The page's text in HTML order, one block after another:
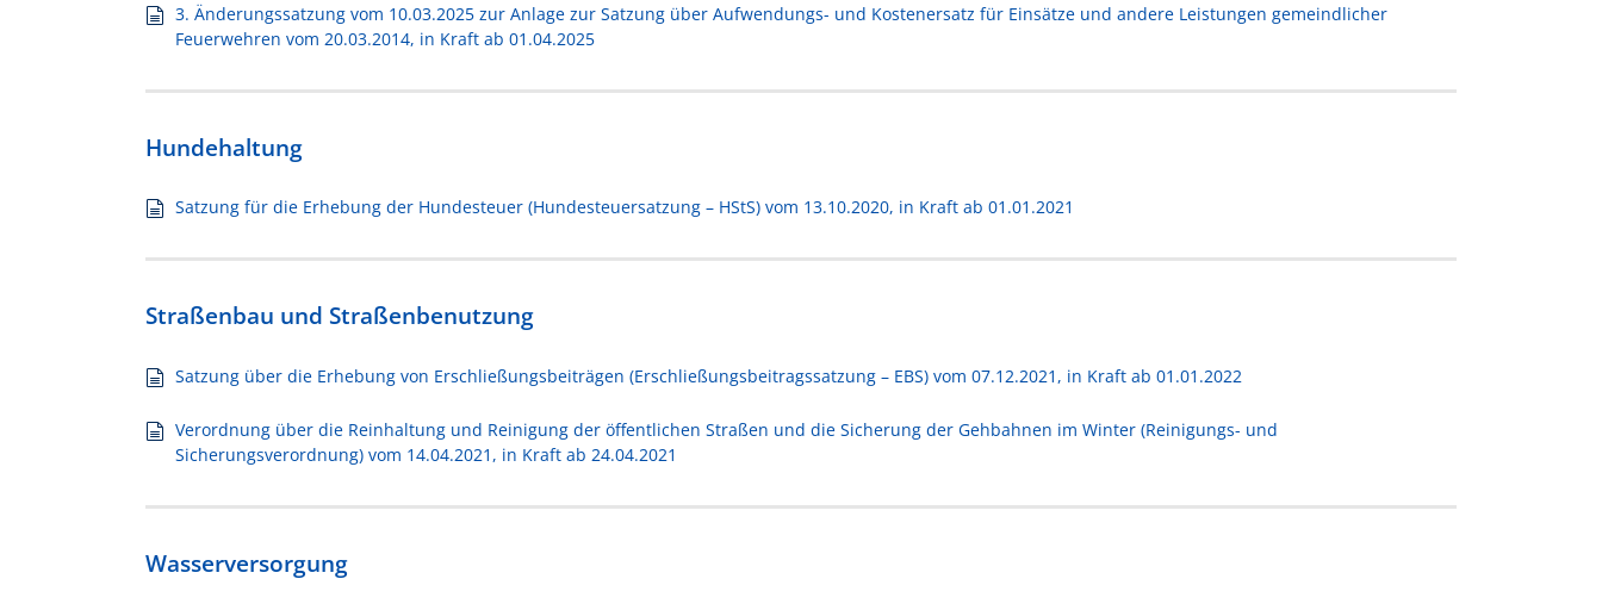
3. Änderungssatzung vom 10.03.2025 zur Anlage zur Satzung über Aufwendungs- und Kostenersatz für Einsätze und andere Leistungen gemeindlicher
Feuerwehren vom 20.03.2014, in Kraft ab 01.04.2025
Hundehaltung
Satzung für die Erhebung der Hundesteuer (Hundesteuersatzung – HStS) vom 13.10.2020, in Kraft ab 01.01.2021
Straßenbau und Straßenbenutzung
Satzung über die Erhebung von Erschließungsbeiträgen (Erschließungsbeitragssatzung – EBS) vom 07.12.2021, in Kraft ab 01.01.2022
Verordnung über die Reinhaltung und Reinigung der öffentlichen Straßen und die Sicherung der Gehbahnen im Winter (Reinigungs- und
Sicherungsverordnung) vom 14.04.2021, in Kraft ab 24.04.2021
Wasserversorgung